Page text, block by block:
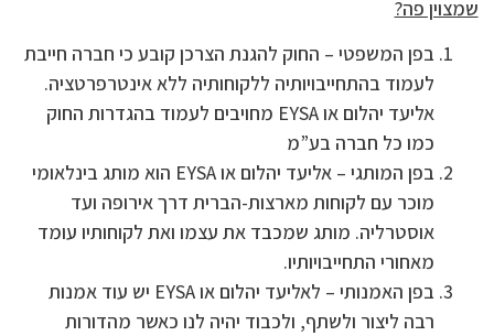
שמצוין פה?
בפן המשפטי – החוק להגנת הצרכן קובע כי חברה חייבת
לעמוד בהתחייבויותיה ללקוחותיה ללא אינטרפרטציה.
אליעד יהלום או EYSA מחויבים לעמוד בהגדרות החוק
כמו כל חברה בע”מ
בפן המותגי – אליעד יהלום או EYSA הוא מותג בינלאומי
מוכר עם לקוחות מארצות-הברית דרך אירופה ועד
אוסטרליה. מותג שמכבד את עצמו ואת לקוחותיו עומד
מאחורי התחייבויותיו.
בפן האמנותי – לאליעד יהלום או EYSA יש עוד אמנות
רבה ליצור ולשתף, ולכבוד יהיה לנו כאשר מהדורות